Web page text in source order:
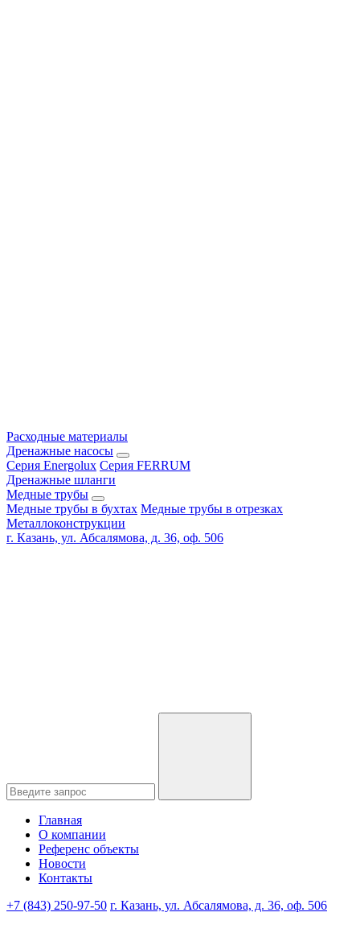
Расходные материалы
Дренажные насосы
Серия Energolux Серия FERRUM
Дренажные шланги
Медные трубы
Медные трубы в бухтах Медные трубы в отрезках
Металлоконструкции
г. Казань, ул. Абсалямова, д. 36, оф. 506
Главная
О компании
Референс объекты
Новости
Контакты
+7 (843) 250-97-50 г. Казань, ул. Абсалямова, д. 36, оф. 506